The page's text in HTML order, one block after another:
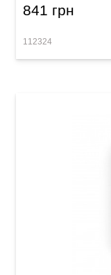
841 грн
112324